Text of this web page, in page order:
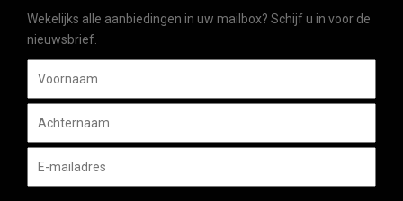
Wekelijks alle aanbiedingen in uw mailbox? Schijf u in voor de
nieuwsbrief.